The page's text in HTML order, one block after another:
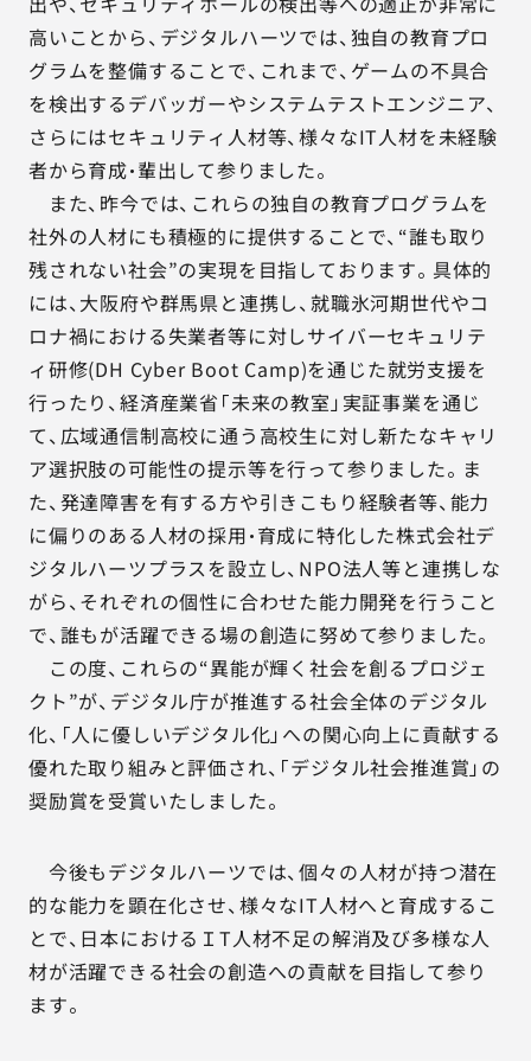
高いことから、デジタルハーツでは、独自の教育プロ
グラムを整備することで、これまで、ゲームの不具合
を検出するデバッガーやシステムテストエンジニア、
さらにはセキュリティ人材等、様々なIT人材を未経験
者から育成・輩出して参りました。
また、昨今では、これらの独自の教育プログラムを
社外の人材にも積極的に提供することで、“誰も取り
残されない社会”の実現を目指しております。具体的
には、大阪府や群馬県と連携し、就職氷河期世代やコ
ロナ禍における失業者等に対しサイバーセキュリテ
ィ研修(DH Cyber Boot Camp)を通じた就労支援を
行ったり、経済産業省「未来の教室」実証事業を通じ
て、広域通信制高校に通う高校生に対し新たなキャリ
ア選択肢の可能性の提示等を行って参りました。ま
た、発達障害を有する方や引きこもり経験者等、能力
に偏りのある人材の採用・育成に特化した株式会社デ
ジタルハーツプラスを設立し、NPO法人等と連携しな
がら、それぞれの個性に合わせた能力開発を行うこと
で、誰もが活躍できる場の創造に努めて参りました。
この度、これらの“異能が輝く社会を創るプロジェ
クト”が、デジタル庁が推進する社会全体のデジタル
化、「人に優しいデジタル化」への関心向上に貢献する
優れた取り組みと評価され、「デジタル社会推進賞」の
奨励賞を受賞いたしました。
今後もデジタルハーツでは、個々の人材が持つ潜在
的な能力を顕在化させ、様々なIT人材へと育成するこ
とで、日本におけるＩT人材不足の解消及び多様な人
材が活躍できる社会の創造への貢献を目指して参り
ます。